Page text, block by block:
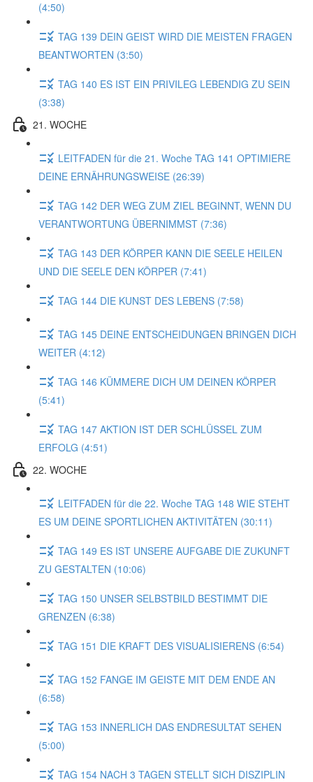
(4:50)
TAG 139 DEIN GEIST WIRD DIE MEISTEN FRAGEN
BEANTWORTEN (3:50)
TAG 140 ES IST EIN PRIVILEG LEBENDIG ZU SEIN
(3:38)
21. WOCHE
LEITFADEN für die 21. Woche TAG 141 OPTIMIERE
DEINE ERNÄHRUNGSWEISE (26:39)
TAG 142 DER WEG ZUM ZIEL BEGINNT, WENN DU
VERANTWORTUNG ÜBERNIMMST (7:36)
TAG 143 DER KÖRPER KANN DIE SEELE HEILEN
UND DIE SEELE DEN KÖRPER (7:41)
TAG 144 DIE KUNST DES LEBENS (7:58)
TAG 145 DEINE ENTSCHEIDUNGEN BRINGEN DICH
WEITER (4:12)
TAG 146 KÜMMERE DICH UM DEINEN KÖRPER
(5:41)
TAG 147 AKTION IST DER SCHLÜSSEL ZUM
ERFOLG (4:51)
22. WOCHE
LEITFADEN für die 22. Woche TAG 148 WIE STEHT
ES UM DEINE SPORTLICHEN AKTIVITÄTEN (30:11)
TAG 149 ES IST UNSERE AUFGABE DIE ZUKUNFT
ZU GESTALTEN (10:06)
TAG 150 UNSER SELBSTBILD BESTIMMT DIE
GRENZEN (6:38)
TAG 151 DIE KRAFT DES VISUALISIERENS (6:54)
TAG 152 FANGE IM GEISTE MIT DEM ENDE AN
(6:58)
TAG 153 INNERLICH DAS ENDRESULTAT SEHEN
(5:00)
TAG 154 NACH 3 TAGEN STELLT SICH DISZIPLIN